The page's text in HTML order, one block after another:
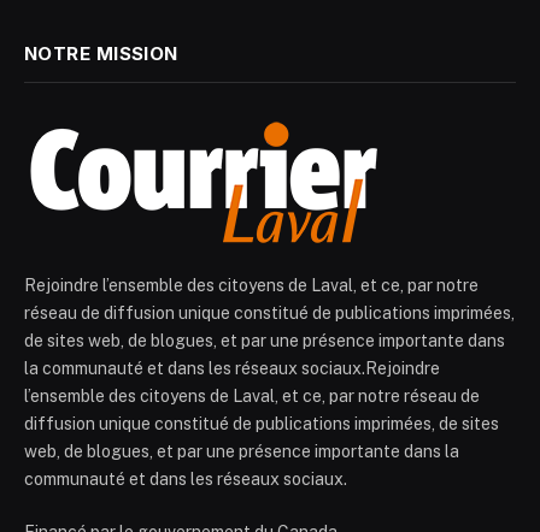
NOTRE MISSION
Rejoindre l’ensemble des citoyens de Laval, et ce, par notre
réseau de diffusion unique constitué de publications imprimées,
de sites web, de blogues, et par une présence importante dans
la communauté et dans les réseaux sociaux.Rejoindre
l’ensemble des citoyens de Laval, et ce, par notre réseau de
diffusion unique constitué de publications imprimées, de sites
web, de blogues, et par une présence importante dans la
communauté et dans les réseaux sociaux.